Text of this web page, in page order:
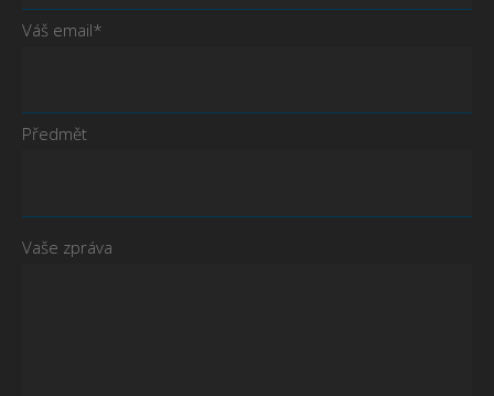
Váš email*
Předmět
Vaše zpráva